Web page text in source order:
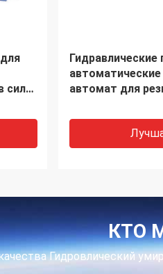
Ботинок 4
гидравлический
для резки
КТО
Гидровлический